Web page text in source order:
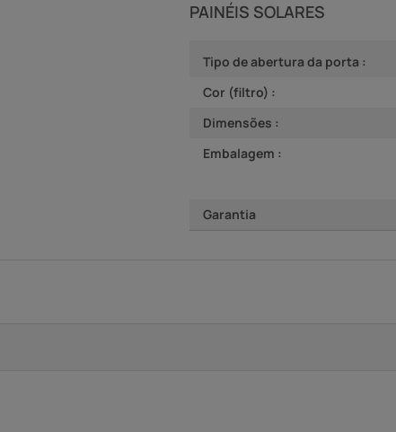
PAINÉIS SOLARES
Tipo de abertura da porta :
Cor (filtro) :
Dimensões :
Embalagem :
Garantia